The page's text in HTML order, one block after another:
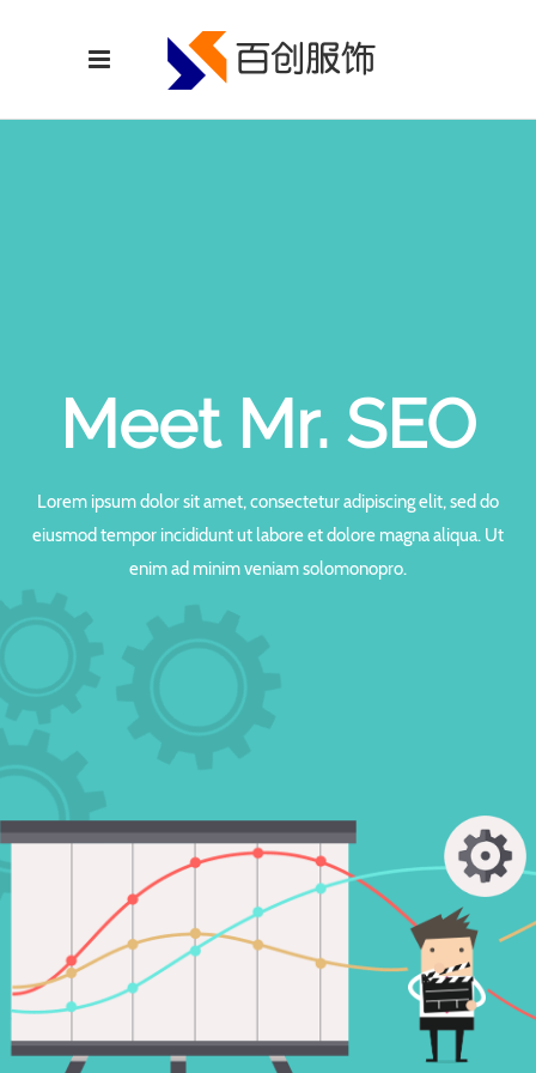
Meet Mr. SEO
Lorem ipsum dolor sit amet, consectetur adipiscing elit, sed do
eiusmod tempor incididunt ut labore et dolore magna aliqua. Ut
enim ad minim veniam solomonopro.